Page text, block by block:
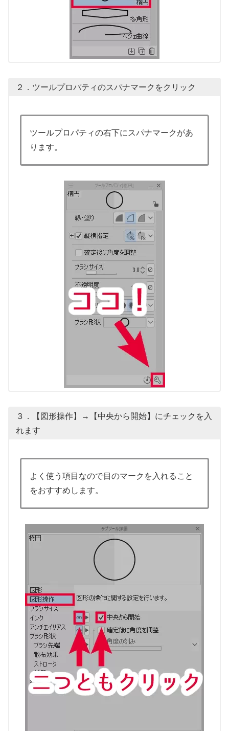
２．ツールプロパティのスパナマークをクリック
ツールプロパティの右下にスパナマークがあ
ります。
３．【図形操作】→【中央から開始】にチェックを入
れます
よく使う項目なので目のマークを入れること
をおすすめします。